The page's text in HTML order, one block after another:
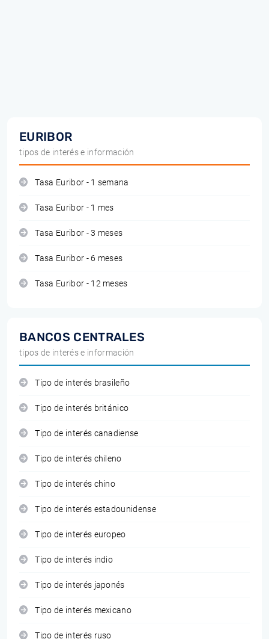
EURIBOR
tipos de interés e información
Tasa Euribor - 1 semana
Tasa Euribor - 1 mes
Tasa Euribor - 3 meses
Tasa Euribor - 6 meses
Tasa Euribor - 12 meses
BANCOS CENTRALES
tipos de interés e información
Tipo de interés brasileño
Tipo de interés británico
Tipo de interés canadiense
Tipo de interés chileno
Tipo de interés chino
Tipo de interés estadounidense
Tipo de interés europeo
Tipo de interés indio
Tipo de interés japonés
Tipo de interés mexicano
Tipo de interés ruso